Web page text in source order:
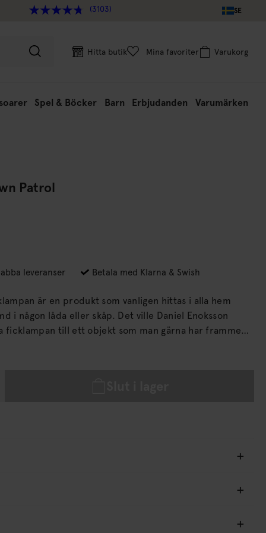
(3103) SE
Hitta butik Mina favoriter Varukorg
Spel & Böcker Barn Erbjudanden Varumärken
Patrol
leveranser Betala med Klarna & Swish
är en produkt som vanligen hittas i alla hem
eller skåp. Det ville Daniel Enoksson
ficklampan till ett objekt som man gärna har framme
med enkla linjer och